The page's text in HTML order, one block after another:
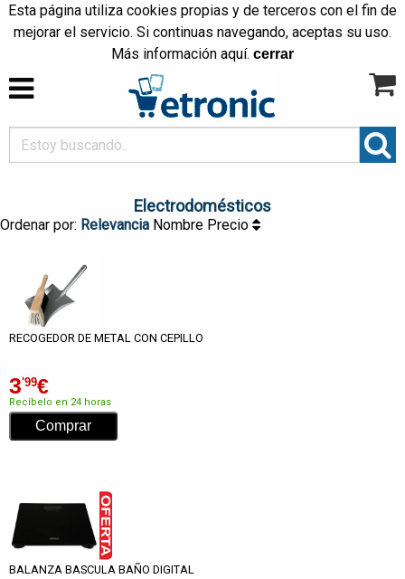
Esta página utiliza cookies propias y de terceros con el fin de
mejorar el servicio. Si continuas navegando, aceptas su uso.
Más información aquí. cerrar
Electrodomésticos
Ordenar por: Relevancia Nombre Precio
RECOGEDOR DE METAL CON CEPILLO
3'99€
Recíbelo en 24 horas
BALANZA BASCULA BAÑO DIGITAL